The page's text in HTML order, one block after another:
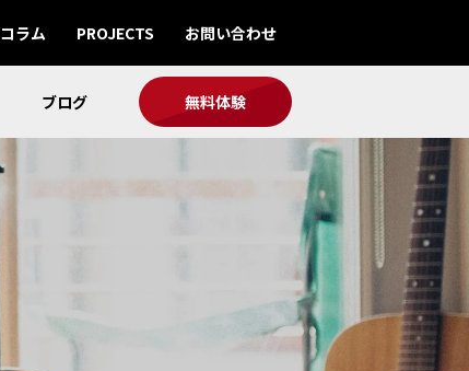
コラム PROJECTS お問い合わせ
ブログ 無料体験